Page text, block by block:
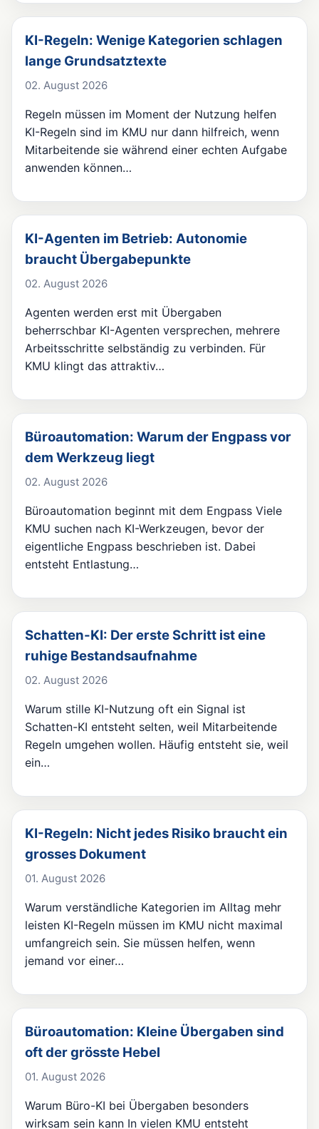
KI-Regeln: Wenige Kategorien schlagen
lange Grundsatztexte
02. August 2026
Regeln müssen im Moment der Nutzung helfen
KI-Regeln sind im KMU nur dann hilfreich, wenn
Mitarbeitende sie während einer echten Aufgabe
anwenden können…
KI-Agenten im Betrieb: Autonomie
braucht Übergabepunkte
02. August 2026
Agenten werden erst mit Übergaben
beherrschbar KI-Agenten versprechen, mehrere
Arbeitsschritte selbständig zu verbinden. Für
KMU klingt das attraktiv…
Büroautomation: Warum der Engpass vor
dem Werkzeug liegt
02. August 2026
Büroautomation beginnt mit dem Engpass Viele
KMU suchen nach KI-Werkzeugen, bevor der
eigentliche Engpass beschrieben ist. Dabei
entsteht Entlastung…
Schatten-KI: Der erste Schritt ist eine
ruhige Bestandsaufnahme
02. August 2026
Warum stille KI-Nutzung oft ein Signal ist
Schatten-KI entsteht selten, weil Mitarbeitende
Regeln umgehen wollen. Häufig entsteht sie, weil
ein…
KI-Regeln: Nicht jedes Risiko braucht ein
grosses Dokument
01. August 2026
Warum verständliche Kategorien im Alltag mehr
leisten KI-Regeln müssen im KMU nicht maximal
umfangreich sein. Sie müssen helfen, wenn
jemand vor einer…
Büroautomation: Kleine Übergaben sind
oft der grösste Hebel
01. August 2026
Warum Büro-KI bei Übergaben besonders
wirksam sein kann In vielen KMU entsteht